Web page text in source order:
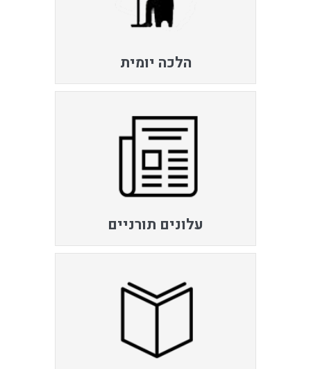
הלכה יומית
עלונים תורניים